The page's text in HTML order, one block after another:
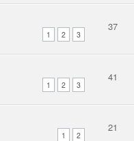
1 2 3
37
1 2 3
41
1 2
21